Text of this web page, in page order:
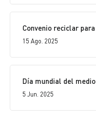
Convenio reciclar
15 Ago. 2025
Día mundial del
5 Jun. 2025